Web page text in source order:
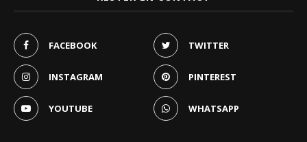
FACEBOOK TWITTER
INSTAGRAM PINTEREST
YOUTUBE WHATSAPP